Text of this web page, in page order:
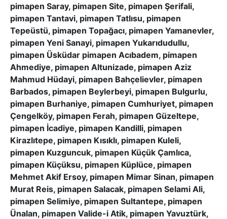
pimapen Saray, pimapen Site, pimapen Şerifali,
pimapen Tantavi, pimapen Tatlısu, pimapen
Tepeüstü, pimapen Topağacı, pimapen Yamanevler,
pimapen Yeni Sanayi, pimapen Yukarıdudullu,
pimapen Üsküdar pimapen Acıbadem, pimapen
Ahmediye, pimapen Altunizade, pimapen Aziz
Mahmud Hüdayi, pimapen Bahçelievler, pimapen
Barbados, pimapen Beylerbeyi, pimapen Bulgurlu,
pimapen Burhaniye, pimapen Cumhuriyet, pimapen
Çengelköy, pimapen Ferah, pimapen Güzeltepe,
pimapen İcadiye, pimapen Kandilli, pimapen
Kirazlıtepe, pimapen Kısıklı, pimapen Kuleli,
pimapen Kuzguncuk, pimapen Küçük Çamlıca,
pimapen Küçüksu, pimapen Küplüce, pimapen
Mehmet Akif Ersoy, pimapen Mimar Sinan, pimapen
Murat Reis, pimapen Salacak, pimapen Selami Ali,
pimapen Selimiye, pimapen Sultantepe, pimapen
Ünalan, pimapen Valide-i Atik, pimapen Yavuztürk,